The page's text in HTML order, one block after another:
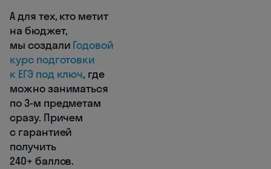
А для тех, кто метит
на бюджет,
мы создали Годовой
курс подготовки
к ЕГЭ под ключ, где
можно заниматься
по 3-м предметам
сразу. Причем
с гарантией
получить
240+ баллов.